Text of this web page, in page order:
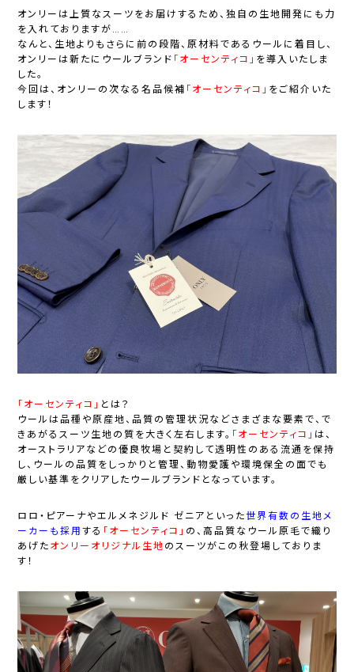
オンリーは上質なスーツをお届けするため、独自の生地開発にも力
を入れておりますが……
なんと、生地よりもさらに前の段階、原材料であるウールに着目し、
オンリーは新たにウールブランド 「オーセンティコ」 を導入いたしま
した。
今回は、オンリーの次なる名品候補 「オーセンティコ」 をご紹介いた
します！
「オーセンティコ」 とは？
ウールは品種や原産地、品質の管理状況などさまざまな要素で、で
きあがるスーツ生地の質を大きく左右します。 「オーセンティコ」 は、
オーストラリアなどの優良牧場と契約して透明性のある流通を保持
し、ウールの品質をしっかりと管理、動物愛護や環境保全の面でも
厳しい基準をクリアしたウールブランドとなっています。
ロロ・ピアーナやエルメネジルド ゼニアといった世界有数の生地メ
ーカーも採用する 「オーセンティコ」 の、高品質なウール原毛で織り
あげた オンリーオリジナル生地 のスーツがこの秋登場しておりま
す！